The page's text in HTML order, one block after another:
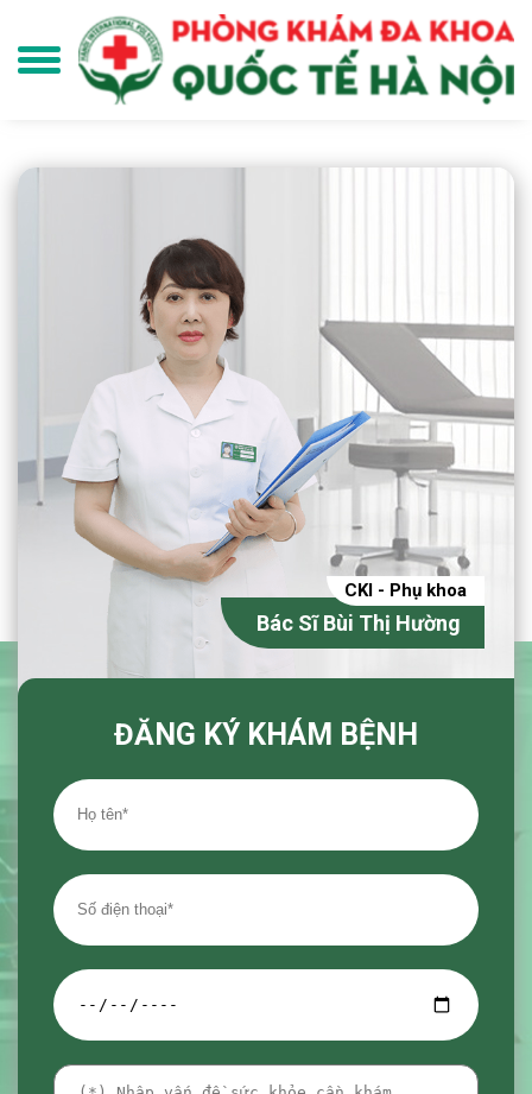
Bác Sĩ Bùi Thị Hường
CKI - Phụ khoa
ĐĂNG KÝ KHÁM BỆNH